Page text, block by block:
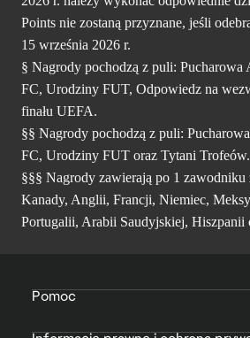
Points nie zostaną przyznane, jeśli
15 września 2026 r.
§ Nagrody pochodzą z puli: Pucharowa
FC, Urodziny FUT, Odpowiedz na
finału UEFA.
§§ Nagrody pochodzą z puli:
FC, Urodziny FUT oraz Tytani Trofeów.
§§§ Nagrody zawierają po 1
Kanady, Anglii, Francji, Niemiec,
Portugalii, Arabii Saudyjskiej, Hiszpanii
Pomoc